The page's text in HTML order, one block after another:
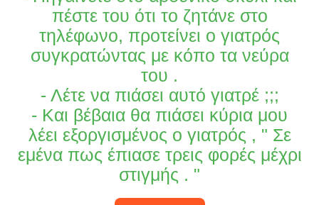
πέστε του ότι το ζητάνε στο
τηλέφωνο, προτείνει ο γιατρός
συγκρατώντας με κόπο τα νεύρα
του .
- Λέτε να πιάσει αυτό γιατρέ ;;;
- Και βέβαια θα πιάσει κύρια μου
λέει εξοργισμένος ο γιατρός , " Σε
εμένα πως έπιασε τρεις φορές μέχρι
στιγμής . "